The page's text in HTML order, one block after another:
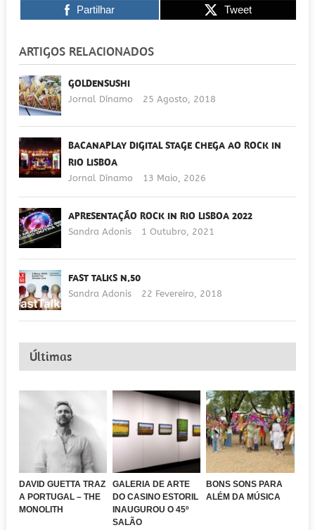
Partilhar Tweet
ARTIGOS RELACIONADOS
GOLDENSUSHI
Jornal Dínamo 25 Agosto, 2018
BACANAPLAY DIGITAL STAGE CHEGA AO ROCK IN
RIO LISBOA
Jornal Dínamo 13 Maio, 2026
APRESENTAÇÃO ROCK IN RIO LISBOA 2022
Sandra Adonis 1 Outubro, 2021
FAST TALKS N.50
Sandra Adonis 22 Fevereiro, 2018
Últimas
DAVID GUETTA TRAZ
A PORTUGAL – THE
MONOLITH
GALERIA DE ARTE
DO CASINO ESTORIL
INAUGUROU O 45º
SALÃO
BONS SONS PARA
ALÉM DA MÚSICA